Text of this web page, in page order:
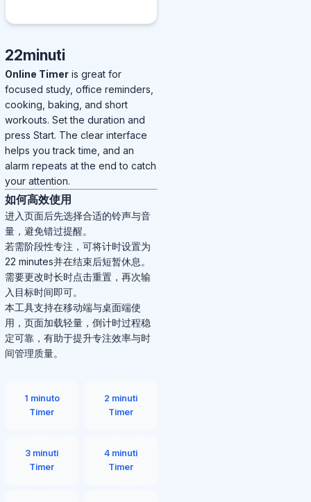
22minuti
Online Timer is great for
focused study, office reminders,
cooking, baking, and short
workouts. Set the duration and
press Start. The clear interface
helps you track time, and an
alarm repeats at the end to catch
your attention.
如何高效使用
进入页面后先选择合适的铃声与音
量，避免错过提醒。
若需阶段性专注，可将计时设置为
22 minutes并在结束后短暂休息。
需要更改时长时点击重置，再次输
入目标时间即可。
本工具支持在移动端与桌面端使
用，页面加载轻量，倒计时过程稳
定可靠，有助于提升专注效率与时
间管理质量。
1 minuto
Timer
2 minuti
Timer
3 minuti
Timer
4 minuti
Timer